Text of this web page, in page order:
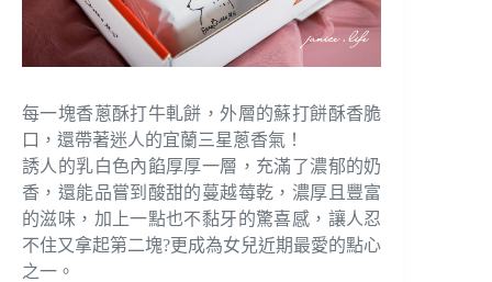
每一塊香蔥酥打牛軋餅，外層的蘇打餅酥香脆
口，還帶著迷人的宜蘭三星蔥香氣！
誘人的乳白色內餡厚厚一層，充滿了濃郁的奶
香，還能品嘗到酸甜的蔓越莓乾，濃厚且豐富
的滋味，加上一點也不黏牙的驚喜感，讓人忍
不住又拿起第二塊?更成為女兒近期最愛的點心
之一。